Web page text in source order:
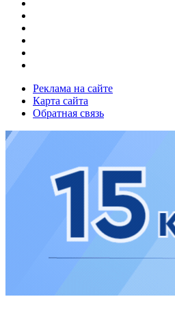
Реклама на сайте
Карта сайта
Обратная связь